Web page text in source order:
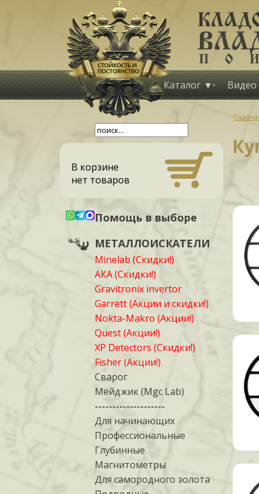
Каталог Видео
В корзине
нет товаров
Помощь в выборе
МЕТАЛЛОИСКАТЕЛИ
Minelab (Скидки!)
АКА (Скидки!)
Gravitronix invertor
Garrett (Акции и скидки!)
Nokta-Makro (Акции!)
Quest (Акции!)
XP Detectors (Скидки!)
Fisher (Акции!)
Сварог
Мейджик (Mgc Lab)
--------------------
Для начинающих
Профессиональные
Глубинные
Магнитометры
Для самородного золота